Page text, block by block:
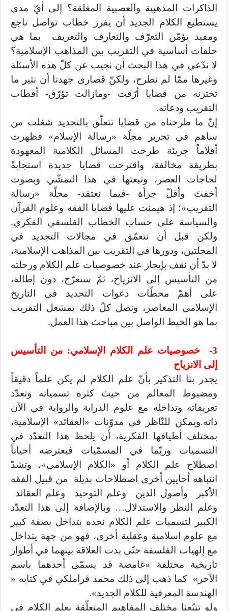
الذاكرات المذهبية والعصبية المغلقة؟ إلى أيّ مدى
يستطيع الكلام الجديد أن يفرز خطاب تواصل ناجع
ومفيد يؤمّن التعرّف والتعارف والتعريف بما هي
حلقات أساسية في التقريب بين المذاهب الإسلامية؟
لا ندّعي في هذا البحث أن نجيب عن كلّ هذه الأسئلة
وغيرها ممّا لم نطرح، ولكنّ قصارى جهدنا أن نثير ما
تختزنه من قضايا أرّقت -ومازالت تؤرّق- أقطاب
التقريب ودعاته.
إنّ ما طرحناه من قضايا تتعلّق بالتجديد شغلت من
ساهم في تحرير مجلّة «رسالة الإسلام» فظهرت
أقلاماً جريئة طرحت المسائل الكلامية المعهودة
بطريقة مخالفة، واقترحت قضايا جديدة استجابةً
لحاجات العصر، وتبعتها في هذا التمشّي وبصوت
أخفتَ وأقلّ جرأة -فيما نعتقد- مجلّة «رسالة
التقريب»؛ إذ هيمنت عليها قضايا الفقه وعلوم القرآن
والسياسة على حساب الخطاب الفلسفي الفكري.
ولكن قبل أن نتعمّق في مجالات التجديد في
المجلتين، ودورها في التقريب بين المذاهب الإسلامية،
لا بدّ أن نقف بإيجاز عند خصوصيات علم الكلام ورحلته
من التأسيس إلى الانزياح، ثمّ سنعرّج، دون إطالة،
على أهمّ محطّات دعوات التجديد في التاريخ
الإسلامي المعاصر، ونصل كلّ ذلك بمشغل التقريب
بما هو الخيط الواصل بين مباحث هذا العمل.
3- خصوصيات علم الكلام الإسلامي: من التأسيس
إلى الانزياح
يجدر بنا التذكير بأنّ علم الكلام لم يكن علماً دقيقاً
ومضبوط المعالم من حيث كثرة تسمياته وتعدّد
تعريفاته وتداخله مع علوم الدراية والرواية في الآن
ذاته.ويمكن للنّاظر في مدوّنات «العقائد» الإسلامية،
بمختلف أطيافها الفكرية، أن يلحظ هذا التعدّد في
التسميات وربّما في المسمّيات فيعترضه أحياناً
اصطلاح علم الكلام أو «الكلام الإسلامي»، وتشدّ
انتباهه أحايين أخرى اصطلاحات بديلة من قبيل الفقه
الأكبر وأصول الدين وعلم التوحيد وعلم العقائد
وعلم النظر والاستدلال… وبالإضافة إلى هذا التعدّد
الكبير لتسميات علم الكلام نجده يتداخل بصفة كبير
مع علوم إسلامية وعقلية أخرى، فهو من جهة يتداخل
مع إلهيات الفلسفة حتّى بدت العلاقة بينهما في أطوار
تاريخية مختلفة «غامضة قد يسمّى أحدهما باسم
الآخر» كما ذهب إلى ذلك محمد قراملكي في كتابه «
الهندسة المعرفية للكلام الجديد».
ولو تتبّعنا مختلف المفاهيم المتعلّقة بعلم الكلام في